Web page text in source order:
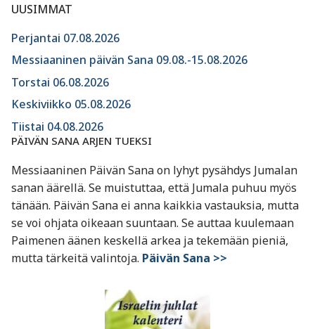
UUSIMMAT
Perjantai 07.08.2026
Messiaaninen päivän Sana 09.08.-15.08.2026
Torstai 06.08.2026
Keskiviikko 05.08.2026
Tiistai 04.08.2026
PÄIVÄN SANA ARJEN TUEKSI
Messiaaninen Päivän Sana on lyhyt pysähdys Jumalan
sanan äärellä. Se muistuttaa, että Jumala puhuu myös
tänään. Päivän Sana ei anna kaikkia vastauksia, mutta
se voi ohjata oikeaan suuntaan. Se auttaa kuulemaan
Paimenen äänen keskellä arkea ja tekemään pieniä,
mutta tärkeitä valintoja. Päivän Sana >>